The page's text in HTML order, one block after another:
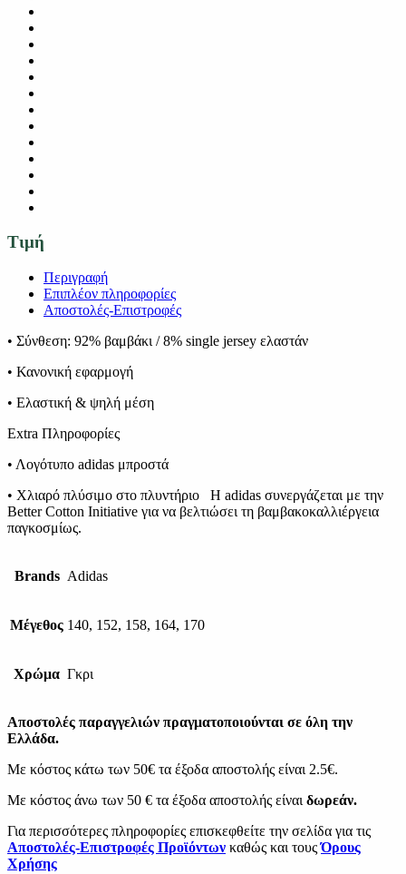
Τιμή
Περιγραφή
Επιπλέον πληροφορίες
Αποστολές-Επιστροφές
• Σύνθεση: 92% βαμβάκι / 8% single jersey ελαστάν
• Κανονική εφαρμογή
• Ελαστική & ψηλή μέση
Extra Πληροφορίες
• Λογότυπο adidas μπροστά
• Χλιαρό πλύσιμο στο πλυντήριο Η adidas συνεργάζεται με την
Better Cotton Initiative για να βελτιώσει τη βαμβακοκαλλιέργεια
παγκοσμίως.
Brands Adidas
Μέγεθος 140, 152, 158, 164, 170
Χρώμα Γκρι
Αποστολές παραγγελιών πραγματοποιούνται σε όλη την
Ελλάδα.
Με κόστος κάτω των 50€ τα έξοδα αποστολής είναι 2.5€.
Με κόστος άνω των 50 € τα έξοδα αποστολής είναι δωρεάν.
Για περισσότερες πληροφορίες επισκεφθείτε την σελίδα για τις
Αποστολές-Επιστροφές Προϊόντων καθώς και τουςΌρους
Χρήσης